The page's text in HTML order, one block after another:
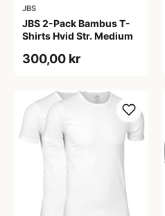
JBS
JBS 2-Pack Bambus T-
Shirts Hvid Str. Medium
300,00 kr